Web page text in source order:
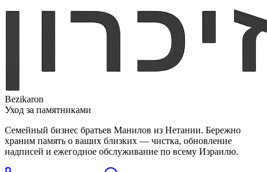
Bezikaron
Уход за памятниками
Семейный бизнес братьев Манилов из Нетании. Бережно
храним память о ваших близких — чистка, обновление
надписей и ежегодное обслуживание по всему Израилю.